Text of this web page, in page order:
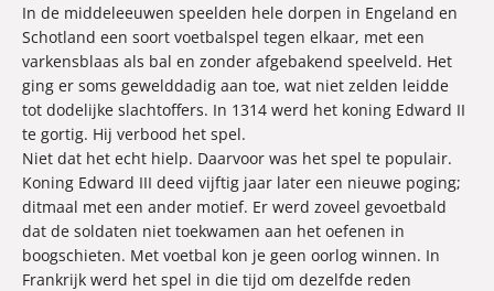
In de middeleeuwen speelden hele dorpen in Engeland en
Schotland een soort voetbalspel tegen elkaar, met een
varkensblaas als bal en zonder afgebakend speelveld. Het
ging er soms gewelddadig aan toe, wat niet zelden leidde
tot dodelijke slachtoffers. In 1314 werd het koning Edward II
te gortig. Hij verbood het spel.
Niet dat het echt hielp. Daarvoor was het spel te populair.
Koning Edward III deed vijftig jaar later een nieuwe poging;
ditmaal met een ander motief. Er werd zoveel gevoetbald
dat de soldaten niet toekwamen aan het oefenen in
boogschieten. Met voetbal kon je geen oorlog winnen. In
Frankrijk werd het spel in die tijd om dezelfde reden